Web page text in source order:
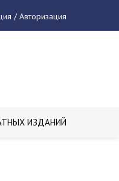
/ Авторизация
ИЗДАНИЙ